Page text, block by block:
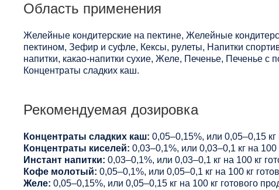
Область применения
Желейные кондитерские на пектине, Желейные
пектином, Зефир и суфле, Кексы, рулеты, Напитки
напитки, какао-напитки сухие, Желе, Печенье, Печенье
Концентраты сладких каш.
Рекомендуемая дозировка
Концентраты сладких каш: 0,05–0,15%, или 0,05–0,15 кг
Концентраты киселей: 0,03–0,1%, или 0,03–0,1 кг на 100
Инстант напитки: 0,03–0,1%, или 0,03–0,1 кг на 100 кг
Кофе молотый: 0,05–0,1%, или 0,05–0,1 кг на 100 кг
Желе: 0,05–0,15%, или 0,05–0,15 кг на 100 кг готового